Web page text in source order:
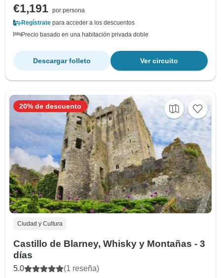
€1,191 por persona
Regístrate para acceder a los descuentos
Precio basado en una habitación privada doble
Ver circuito
Descargar folleto
Ciudad y Cultura
Castillo de Blarney, Whisky y Montañas - 3
días
5.0 (1 reseña)
20% de descuento